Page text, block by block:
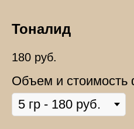
Тоналид
180 руб.
Объем и стоимость